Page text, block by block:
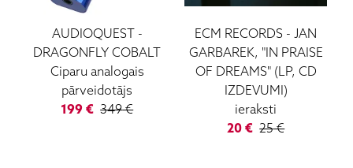
AUDIOQUEST-
DRAGONFLY COBALT
Ciparu analogais
pārveidotājs
199 € 349€
ECM RECORDS -JAN
GARBAREK, "IN PRAISE
OF DREAMS" (LP, CD
IZDEVUMI)
ieraksti
20 € 25€